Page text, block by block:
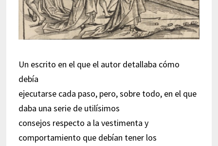
Un escrito en el que el autor detallaba cómo
debía
ejecutarse cada paso, pero, sobre todo, en el que
daba una serie de utilísimos
consejos respecto a la vestimenta y
comportamiento que debían tener los